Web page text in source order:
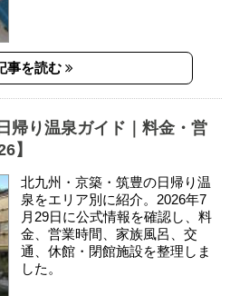
事を読む
帰り温泉ガイド｜料金・営
】
北九州・京築・筑豊の日帰り温
泉をエリア別に紹介。2026年7
月29日に公式情報を確認し、料
金、営業時間、家族風呂、交
通、休館・閉館施設を整理しま
した。